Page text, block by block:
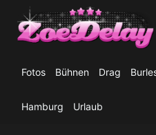
Inhalt
springen
Fotos Bühnen Drag
Hamburg Urlaub